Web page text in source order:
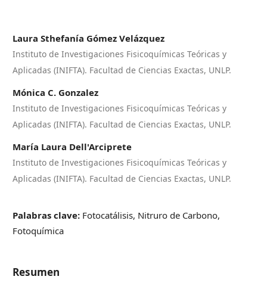
Laura Sthefanía Gómez Velázquez
Instituto de Investigaciones Fisicoquímicas Teóricas y
Aplicadas (INIFTA). Facultad de Ciencias Exactas, UNLP.
Mónica C. Gonzalez
Instituto de Investigaciones Fisicoquímicas Teóricas y
Aplicadas (INIFTA). Facultad de Ciencias Exactas, UNLP.
María Laura Dell'Arciprete
Instituto de Investigaciones Fisicoquímicas Teóricas y
Aplicadas (INIFTA). Facultad de Ciencias Exactas, UNLP.
Palabras clave: Fotocatálisis, Nitruro de Carbono,
Fotoquímica
Resumen